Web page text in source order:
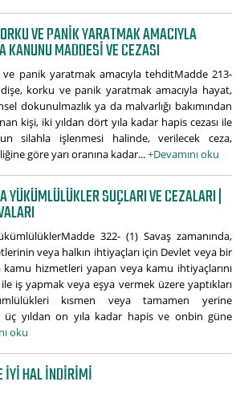
VE PANIK YARATMAK AMACIYLA
KANUNU MADDESI VE CEZASI
ve panik yaratmak amacıyla tehditMadde 213-
korku ve panik yaratmak amacıyla hayat,
dokunulmazlık ya da malvarlığı bakımından
kişi, iki yıldan dört yıla kadar hapis cezası ile
silahla işlenmesi halinde, verilecek ceza,
göre yarı oranına kadar...+Devamını oku
YÜKÜMLÜLÜKLER SUÇLARI VE CEZALARI |
322- (1) Savaş zamanında,
veya halkın ihtiyaçları için Devlet veya bir
hizmetleri yapan veya kamu ihtiyaçlarını
iş yapmak veya eşya vermek üzere yaptıkları
kısmen veya tamamen yerine
üç yıldan on yıla kadar hapis ve onbin güne
oku
İYI HAL İNDIRIMI